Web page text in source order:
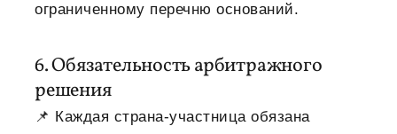
ограниченному перечню оснований.
6. Обязательность арбитражного
решения
📌 Каждая страна-участница обязана